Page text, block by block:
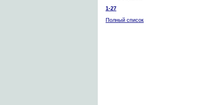
1-27
Полный список